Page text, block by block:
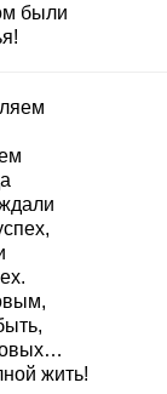
были
жить!